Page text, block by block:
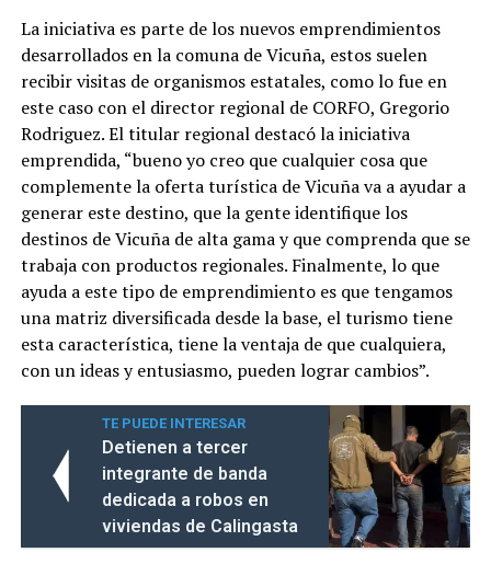
La iniciativa es parte de los nuevos emprendimientos
desarrollados en la comuna de Vicuña, estos suelen
recibir visitas de organismos estatales, como lo fue en
este caso con el director regional de CORFO, Gregorio
Rodriguez. El titular regional destacó la iniciativa
emprendida, “bueno yo creo que cualquier cosa que
complemente la oferta turística de Vicuña va a ayudar a
generar este destino, que la gente identifique los
destinos de Vicuña de alta gama y que comprenda que se
trabaja con productos regionales. Finalmente, lo que
ayuda a este tipo de emprendimiento es que tengamos
una matriz diversificada desde la base, el turismo tiene
esta característica, tiene la ventaja de que cualquiera,
con un ideas y entusiasmo, pueden lograr cambios”.
TE PUEDE INTERESAR
Detienen a tercer
integrante de banda
dedicada a robos en
viviendas de Calingasta